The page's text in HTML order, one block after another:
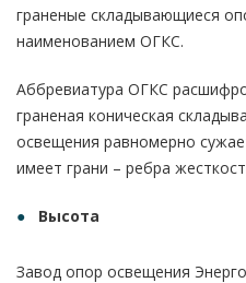
граненые складывающиеся
наименованием ОГКС.
Аббревиатура ОГКС
граненая коническая
освещения равномерно
имеет грани – ребра
Высота
Завод опор освещения